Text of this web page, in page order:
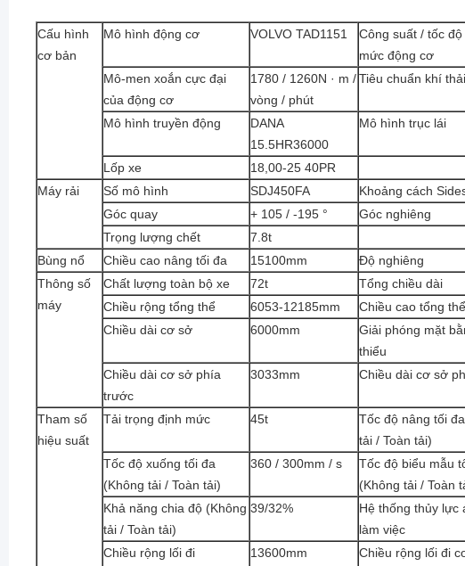
Cấu hình
cơ bản
Mô hình động cơ VOLVO TAD1151
Công suất / tốc độ
mức động cơ
Mô-men xoắn cực đại
của động cơ
1780 / 1260N · m /
vòng / phút
Tiêu chuẩn khí thải
Mô hình truyền động
DANA
15.5HR36000
Mô hình trục lái
Lốp xe
18,00-25 40PR
Máy rải
Số mô hình SDJ450FA Khoảng cách
Góc quay
+ 105 / -195 ° Góc nghiêng
Trọng lượng chết
7.8t
Bùng nổ
Chiều cao nâng tối đa 15100mm Độ nghiêng
Thông số
máy
Chất lượng toàn bộ xe 72t Tổng chiều dài
Chiều rộng tổng thể
6053-12185mm Chiều cao tổng thể
Chiều dài cơ sở
6000mm
Giải phóng mặt
thiểu
Chiều dài cơ sở phía
trước
3033mm Chiều dài cơ sở
Tham số
hiệu suất
Tải trọng định mức 45t
Tốc độ nâng tối
tải / Toàn tải)
Tốc độ xuống tối đa
(Không tải / Toàn tải)
360 / 300mm / s
Tốc độ biểu mẫu
(Không tải / Toàn
Khả năng chia độ (Không
tải / Toàn tải)
39/32%
Hệ thống thủy lực
làm việc
Chiều rộng lối đi
13600mm
Chiều rộng lối đi